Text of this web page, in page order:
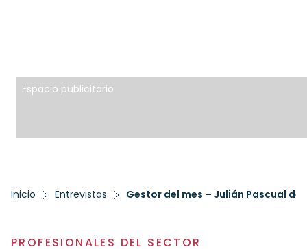
Espacio publicitario
Inicio Entrevistas Gestor del mes – Julián Pascual de
PROFESIONALES DEL SECTOR